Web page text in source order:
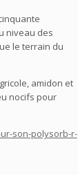
niveau des
le terrain du
amidon et
nocifs pour
son-polysorb-r-